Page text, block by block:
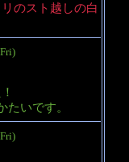
のスト越しの白
たいです。